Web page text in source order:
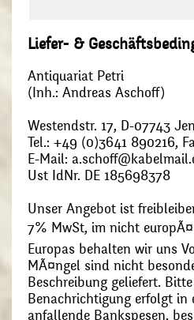
Liefer- &
Antiquariat Petri
(Inh.: Andreas Aschoff)
Westendstr. 17, D-07743
Tel.: +49 (0)3641 890216,
E-Mail:
Ust IdNr. DE 185698378
Unser Angebot ist
7% MwSt, im nicht
Europas behalten wir uns
MÃ¤ngel sind nicht
Beschreibung geliefert.
Benachrichtigung erfolgt in
anfallende Bankspesen,